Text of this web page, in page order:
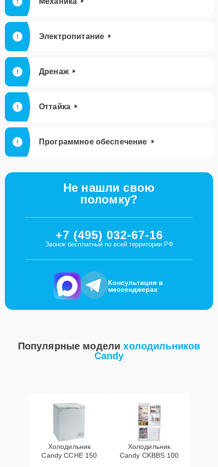
Электропитание
Дренаж
Оттайка
Программное обеспечение
Не нашли свою
поломку?
+7 (495) 032-67-16
Звонок бесплатный по всей территории РФ
Консультация в
мессенджерах
Популярные моделихолодильников
Candy
Холодильник
Candy CCHE 150
Холодильник
Candy CKBBS 100